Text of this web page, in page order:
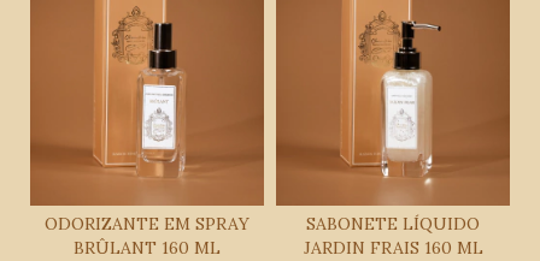
ODORIZANTE EM SPRAY
BRÛLANT 160 ML
SABONETE LÍQUIDO
JARDIN FRAIS 160 ML